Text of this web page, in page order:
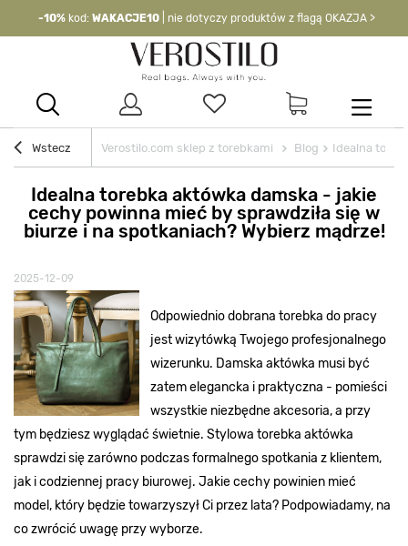
-10% kod: WAKACJE10 | nie dotyczy produktów z flagą OKAZJA >
Wstecz Verostilo.com sklep z torebkami Blog Idealna
Idealna torebka aktówka damska - jakie
cechy powinna mieć by sprawdziła się w
biurze i na spotkaniach? Wybierz mądrze!
2025-12-09
Odpowiednio dobrana torebka do pracy
jest wizytówką Twojego profesjonalnego
wizerunku. Damska aktówka musi być
zatem elegancka i praktyczna - pomieści
wszystkie niezbędne akcesoria, a przy
tym będziesz wyglądać świetnie. Stylowa torebka aktówka
sprawdzi się zarówno podczas formalnego spotkania z klientem,
jak i codziennej pracy biurowej. Jakie cechy powinien mieć
model, który będzie towarzyszył Ci przez lata? Podpowiadamy, na
co zwrócić uwagę przy wyborze.